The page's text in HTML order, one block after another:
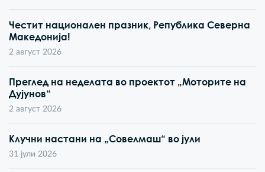
Честит национален празник, Република Северна
Македонија!
2 август 2026
Преглед на неделата во проектот „Моторите на
Дујунов“
2 август 2026
Клучни настани на „Совелмаш“ во јули
31 јули 2026